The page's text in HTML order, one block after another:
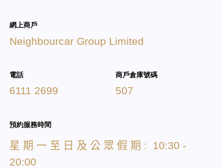
網上商戶
Neighbourcar Group Limited
電話
6111 2699
商戶倉庫號碼
507
預約服務時間
星 期 一 至 日 及 公 眾 假 期 : 10:30 -
20:00